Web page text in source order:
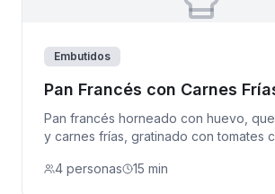
Embutidos
Pan Francés con Carnes
Pan francés horneado con huevo,
y carnes frías, gratinado con tomates
4 personas
15 min